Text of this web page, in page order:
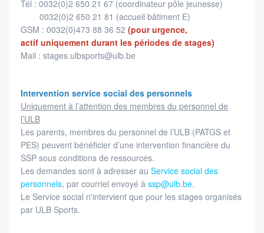
Tél : 0032(0)2 650 21 67 (coordinateur pôle jeunesse)
0032(0)2 650 21 81 (accueil bâtiment E)
GSM : 0032(0)473 88 36 52 (pour urgence,
actif uniquement durant les périodes de stages)
Mail : stages.ulbsports@ulb.be
Intervention service social des personnels
Uniquement à l’attention des membres du personnel de
l’ULB
Les parents, membres du personnel de l’ULB (PATGS et
PES) peuvent bénéficier d’une intervention financière du
SSP sous conditions de ressources.
Les demandes sont à adresser au Service social des
personnels, par courriel envoyé à ssp@ulb.be.
Le Service social n'intervient que pour les stages organisés
par ULB Sports.